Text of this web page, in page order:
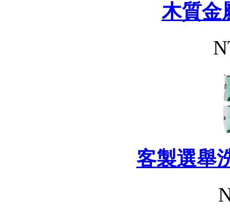
木質金
客製選舉